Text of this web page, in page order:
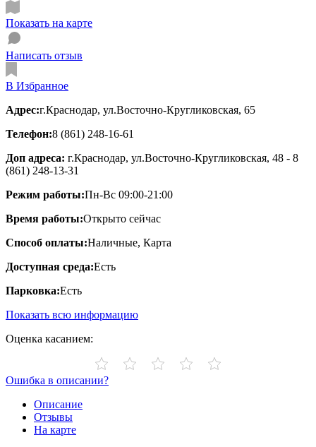
Показать на карте
Написать отзыв
В Избранное
Адрес:г.Краснодар, ул.Восточно-Кругликовская, 65
Телефон:8 (861) 248-16-61
Доп адреса: г.Краснодар, ул.Восточно-Кругликовская, 48 - 8
(861) 248-13-31
Режим работы:Пн-Вс 09:00-21:00
Время работы:Открыто сейчас
Способ оплаты:Наличные, Карта
Доступная среда:Есть
Парковка:Есть
Показать всю информацию
Оценка касанием:
Ошибка в описании?
Описание
Отзывы
На карте